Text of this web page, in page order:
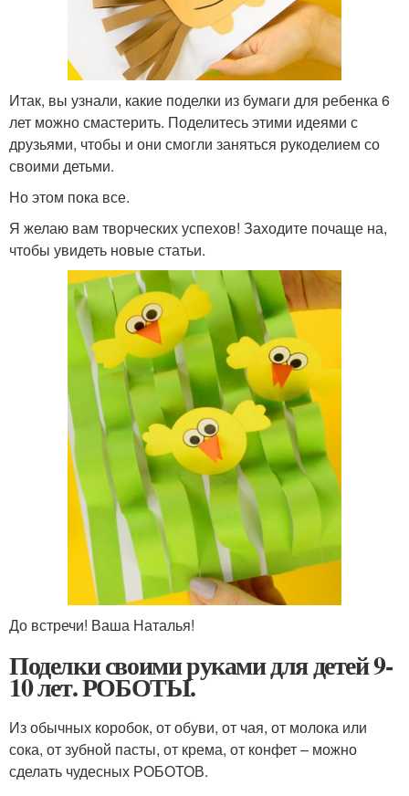
Итак, вы узнали, какие поделки из бумаги для ребенка 6
лет можно смастерить. Поделитесь этими идеями с
друзьями, чтобы и они смогли заняться рукоделием со
своими детьми.
Но этом пока все.
Я желаю вам творческих успехов! Заходите почаще на,
чтобы увидеть новые статьи.
До встречи! Ваша Наталья!
Поделки своими руками для детей 9-
10 лет. РОБОТЫ.
Из обычных коробок, от обуви, от чая, от молока или
сока, от зубной пасты, от крема, от конфет – можно
сделать чудесных РОБОТОВ.